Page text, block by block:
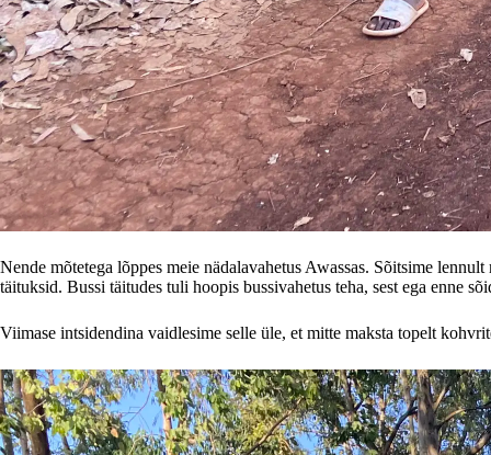
Nende mõtetega lõppes meie nädalavahetus Awassas. Sõitsime
täituksid. Bussi täitudes tuli hoopis bussivahetus teha, sest ega enne
Viimase intsidendina vaidlesime selle üle, et mitte maksta topelt